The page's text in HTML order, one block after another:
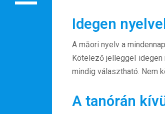
BLOG
Oszd meg történeted!
Külföldi munkaajánlatok
Idegen
A māori nyelv a
Kötelező jelleggel
mindig választható. Nem
A tanórán